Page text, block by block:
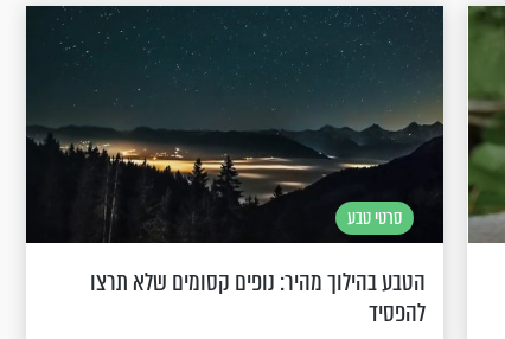
סרטי טבע
הטבע בהילוך מהיר: נופים קסומים שלא תרצו
להפסיד